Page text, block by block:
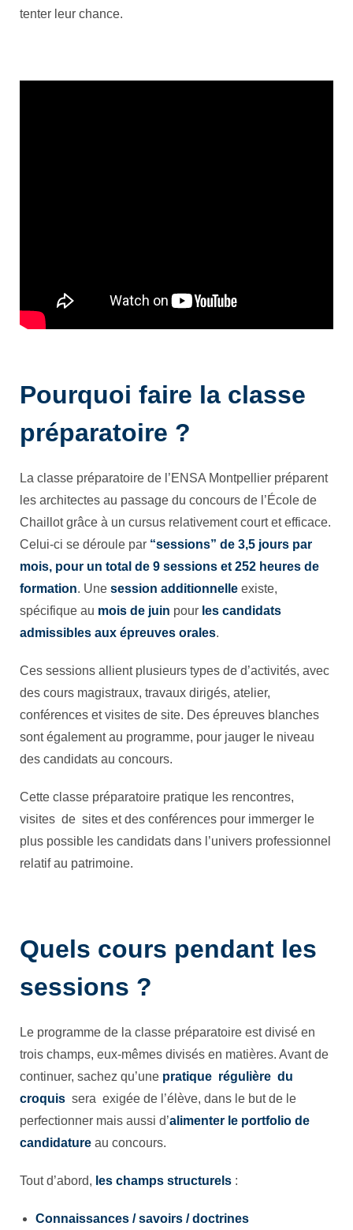
tenter leur chance.
Pourquoi faire la classe
préparatoire ?
La classe préparatoire de l’ENSA Montpellier préparent
les architectes au passage du concours de l’École de
Chaillot grâce à un cursus relativement court et efficace.
Celui-ci se déroule par “sessions” de 3,5 jours par
mois, pour un total de 9 sessions et 252 heures de
formation. Une session additionnelle existe,
spécifique au mois de juin pour les candidats
admissibles aux épreuves orales.
Ces sessions allient plusieurs types de d’activités, avec
des cours magistraux, travaux dirigés, atelier,
conférences et visites de site. Des épreuves blanches
sont également au programme, pour jauger le niveau
des candidats au concours.
Cette classe préparatoire pratique les rencontres,
visites de sites et des conférences pour immerger le
plus possible les candidats dans l’univers professionnel
relatif au patrimoine.
Quels cours pendant les
sessions ?
Le programme de la classe préparatoire est divisé en
trois champs, eux-mêmes divisés en matières. Avant de
continuer, sachez qu’une pratique régulière du
croquis sera exigée de l’élève, dans le but de le
perfectionner mais aussi d’alimenter le portfolio de
candidature au concours.
Tout d’abord, les champs structurels :
Connaissances / savoirs / doctrines